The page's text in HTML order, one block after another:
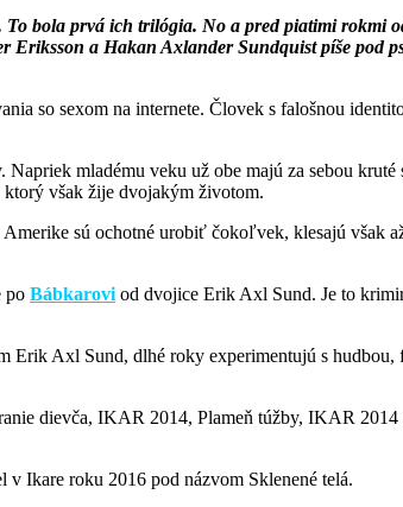
bola prvá ich trilógia. No a pred piatimi rokmi
Eriksson a Hakan Axlander Sundquist píše pod
so sexom na internete. Človek s falošnou
mladému veku už obe majú za sebou
však žije dvojakým životom.
sú ochotné urobiť čokoľvek, klesajú však
po Bábkarovi od dvojice Erik Axl Sund. Je to
Erik Axl Sund, dlhé roky experimentujú s
dievča, IKAR 2014, Plameň túžby, IKAR
Ikare roku 2016 pod názvom Sklenené telá.